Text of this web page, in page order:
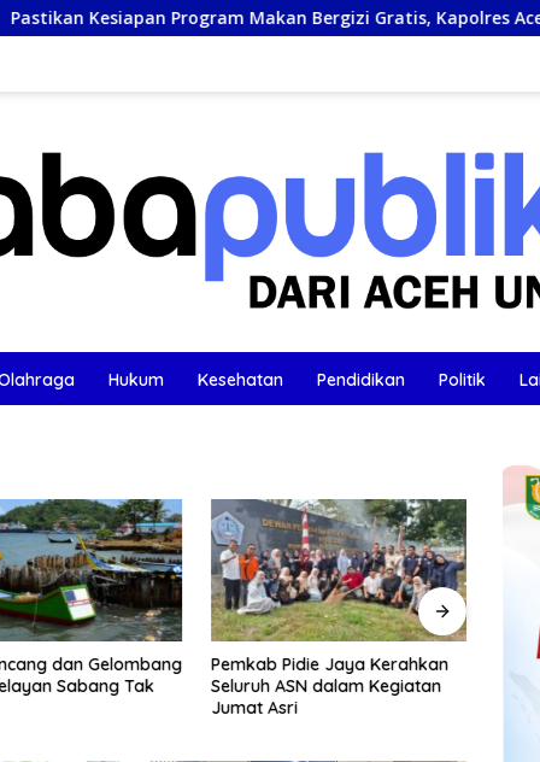
Program Makan Bergizi Gratis, Kapolres Aceh Barat Tinjau
Hukum Kesehatan Pendidikan Politik
dan Gelombang
Sabang Tak
Pemkab Pidie Jaya Kerahkan
Seluruh ASN dalam Kegiatan
Jumat Asri